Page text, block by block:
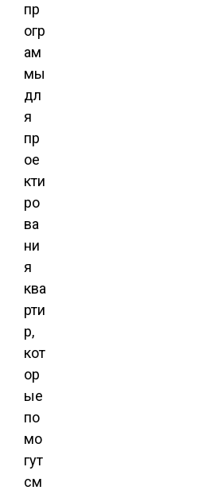
пр
огр
ам
мы
дл
я
пр
ое
кти
ро
ва
ни
я
ква
рти
р,
кот
ор
ые
по
мо
гут
см